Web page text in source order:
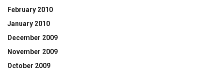
February 2010
January 2010
December 2009
November 2009
October 2009